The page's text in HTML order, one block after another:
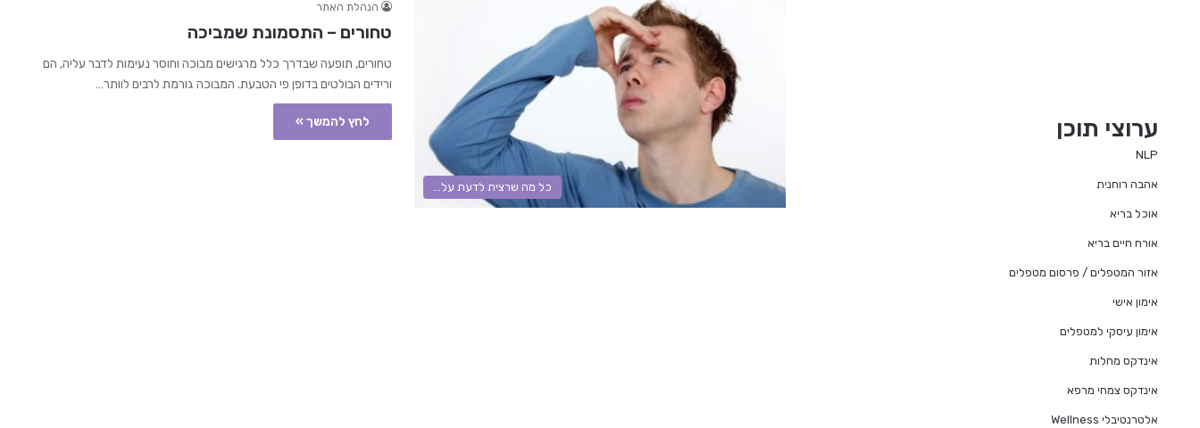
כל מה שרצית לדעת על...
הנהלת האתר
טחורים – התסמונת שמביכה
טחורים, תופעה שבדרך כלל מרגישים מבוכה וחוסר נעימות לדבר עליה, הם
ורידים הבולטים בדופן פי הטבעת. המבוכה גורמת לרבים לוותר…
לחץ להמשך » ערוצי תוכן
NLP
אהבה רוחנית
אוכל בריא
אורח חיים בריא
אזור המטפלים / פרסום מטפלים
אימון אישי
אימון עיסקי למטפלים
אינדקס מחלות
אינדקס צמחי מרפא
אלטרנטיבלי Wellness